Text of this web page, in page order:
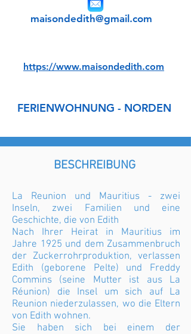
maisondedith@gmail.com
https://www.maisondedith.com
FERIENWOHNUNG - NORDEN
BESCHREIBUNG
La Reunion und Mauritius - zwei
Inseln, zwei Familien und eine
Geschichte, die von Edith
Nach Ihrer Heirat in Mauritius im
Jahre 1925 und dem Zusammenbruch
der Zuckerrohrproduktion, verlassen
Edith (geborene Pelte) und Freddy
Commins (seine Mutter ist aus La
Réunion) die Insel um sich auf La
Reunion niederzulassen, wo die Eltern
von Edith wohnen.
Sie haben sich bei einem der